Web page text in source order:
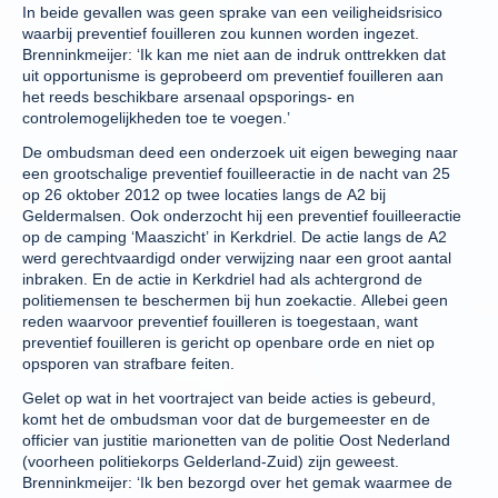
In beide gevallen was geen sprake van een veiligheidsrisico
waarbij preventief fouilleren zou kunnen worden ingezet.
Brenninkmeijer: ‘Ik kan me niet aan de indruk onttrekken dat
uit opportunisme is geprobeerd om preventief fouilleren aan
het reeds beschikbare arsenaal opsporings- en
controlemogelijkheden toe te voegen.’
De ombudsman deed een onderzoek uit eigen beweging naar
een grootschalige preventief fouilleeractie in de nacht van 25
op 26 oktober 2012 op twee locaties langs de A2 bij
Geldermalsen. Ook onderzocht hij een preventief fouilleeractie
op de camping ‘Maaszicht’ in Kerkdriel. De actie langs de A2
werd gerechtvaardigd onder verwijzing naar een groot aantal
inbraken. En de actie in Kerkdriel had als achtergrond de
politiemensen te beschermen bij hun zoekactie. Allebei geen
reden waarvoor preventief fouilleren is toegestaan, want
preventief fouilleren is gericht op openbare orde en niet op
opsporen van strafbare feiten.
Gelet op wat in het voortraject van beide acties is gebeurd,
komt het de ombudsman voor dat de burgemeester en de
officier van justitie marionetten van de politie Oost Nederland
(voorheen politiekorps Gelderland-Zuid) zijn geweest.
Brenninkmeijer: ‘Ik ben bezorgd over het gemak waarmee de